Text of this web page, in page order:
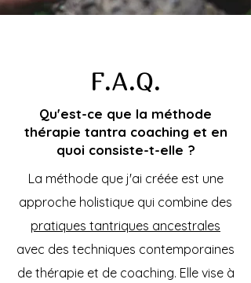
F.A.Q.
Qu'est-ce que la méthode
thérapie tantra coaching et en
quoi consiste-t-elle ?
La méthode que j'ai créée est une
approche holistique qui combine des
pratiques tantriques ancestrales
avec des techniques contemporaines
de thérapie et de coaching. Elle vise à